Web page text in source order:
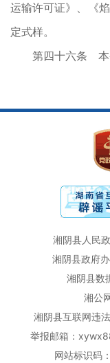
运输许可证》、《
定式样。
第四十六条 本
湘阴县人民
湘阴县政府
湘阴县数
湘公
湘阴县互联网违
举报邮箱：
网站标识码